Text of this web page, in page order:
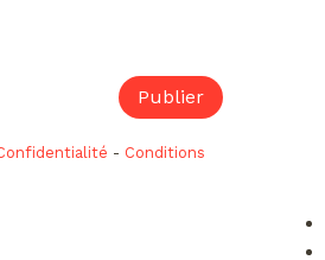
- Conditions